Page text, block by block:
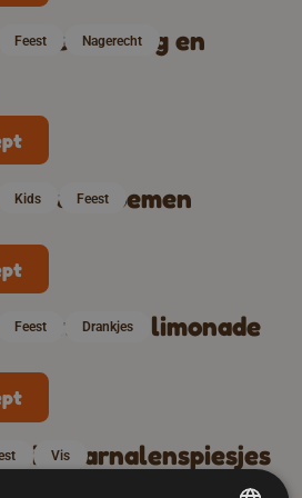
met honing en
Feest
Nagerecht
fruitbloemen
Kids Feest
limonade
Feest
Drankjes
Vis